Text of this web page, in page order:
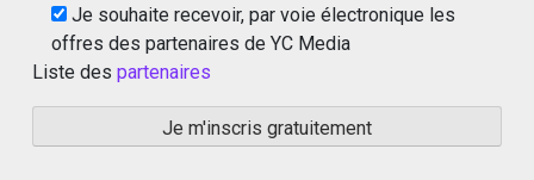
Je souhaite recevoir, par voie électronique les
offres des partenaires de YC Media
Liste des partenaires